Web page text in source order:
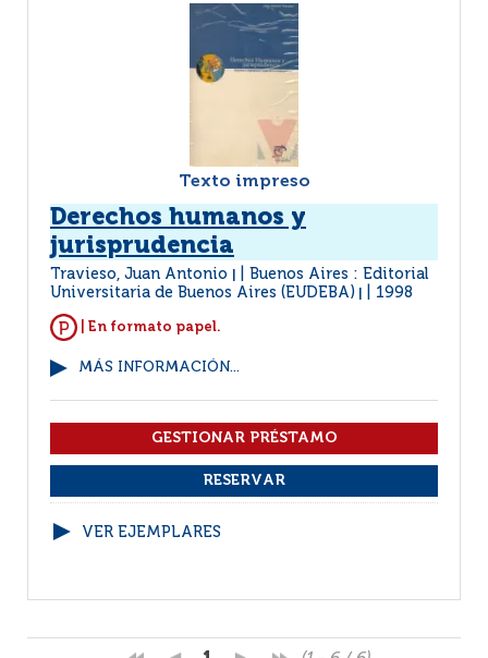
Texto impreso
Derechos humanos y
jurisprudencia
Travieso, Juan Antonio
Buenos Aires : Editorial
Universitaria de Buenos Aires (EUDEBA)
1998
| En formato papel.
MÁS INFORMACIÓN...
VER EJEMPLARES